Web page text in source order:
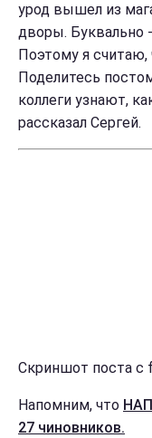
урод вышел из
дворы. Буквально
Поэтому я считаю,
Поделитесь
коллеги узнают,
рассказал Сергей.
Скриншот поста с
Напомним, что
27 чиновников.